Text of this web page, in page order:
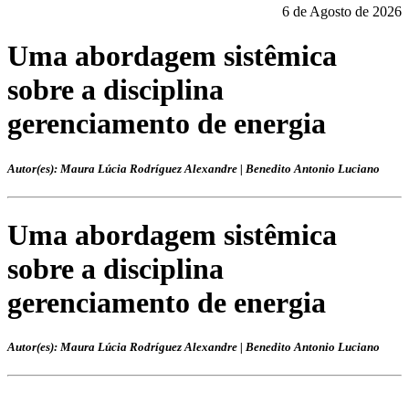
6 de Agosto de 2026
Uma abordagem sistêmica
sobre a disciplina
gerenciamento de energia
Autor(es): Maura Lúcia Rodríguez Alexandre | Benedito Antonio Luciano
Uma abordagem sistêmica
sobre a disciplina
gerenciamento de energia
Autor(es): Maura Lúcia Rodríguez Alexandre | Benedito Antonio Luciano